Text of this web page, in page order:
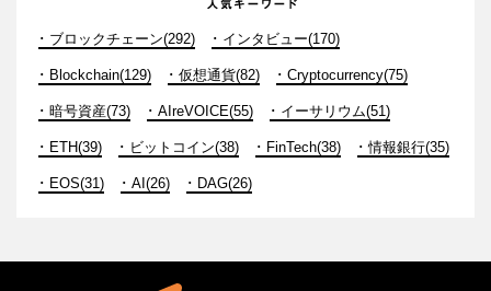
ブロックチェーン(292) インタビュー(170)
Blockchain(129) 仮想通貨(82) Cryptocurrency(75)
暗号資産(73) AIreVOICE(55) イーサリウム(51)
ETH(39) ビットコイン(38) FinTech(38) 情報銀行(35)
EOS(31) AI(26) DAG(26)